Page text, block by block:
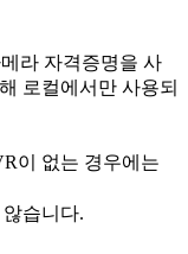
라 자격증명을 사
로컬에서만 사용되
이 없는 경우에는
습니다.